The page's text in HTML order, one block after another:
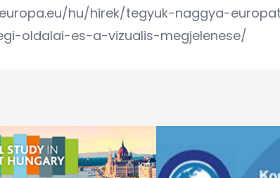
hu/hirek/tegyuk-naggya-
oldalai-es-a-vizualis-megjelenese/